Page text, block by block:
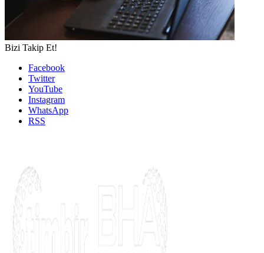
Bizi Takip Et!
Facebook
Twitter
YouTube
Instagram
WhatsApp
RSS